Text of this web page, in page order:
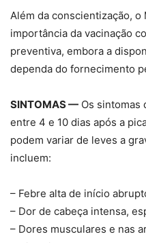
Além da conscientização,
importância da vacinação
preventiva, embora a
dependa do fornecimento
SINTOMAS — Os sintomas
entre 4 e 10 dias após a
podem variar de leves a
incluem:
– Febre alta de início
– Dor de cabeça intensa,
– Dores musculares e nas